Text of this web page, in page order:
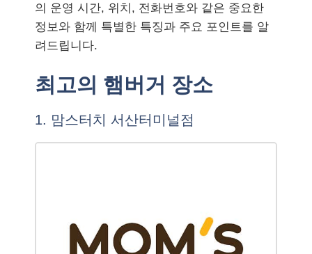
의 운영 시간, 위치, 전화번호와 같은 중요한
정보와 함께 특별한 특징과 주요 포인트를 알
려드립니다.
최고의 햄버거 장소
1. 맘스터치 서산터미널점